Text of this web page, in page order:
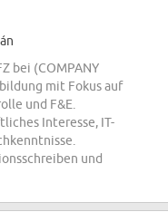
bei (COMPANY
mit Fokus auf
und F&E.
Interesse, IT-
und